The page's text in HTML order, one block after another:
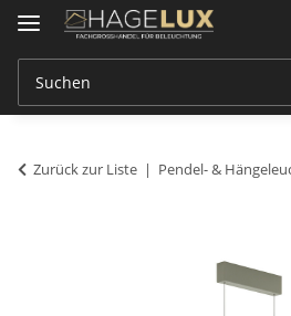
Zurück zur Liste Pendel- &